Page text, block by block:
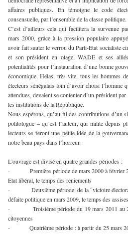
affaires publiques. En témoigne le code
consensuelle, par l’ensemble de la classe politique.
C’est d’ailleurs cela qui facilitera la survenue
mars 2000, grâce à la pression populaire
avoir fait sauter le verrou du Parti-Etat socialiste
et son président en otage, WADE et ses alliés
potentialités pour l’instauration d’une bonne
économique. Hélas, très vite, tous les hommes
électeurs sénégalais loin d’avoir choisi l’homme
attendues, devaient se contenter d’un président
les institutions de la République.
Nous espérons, qu’au fil des contributions d’un
politologue – qu’est l’auteur, qui milite depuis
lecteurs se feront une petite idée de la
notre beau pays dans l’horreur.
L’ouvrage est divisé en quatre grandes périodes :
- Première période de mars 2000 à février
Etat libéral, le temps des reniements
- Deuxième période: de la ″victoire
défaite politique en mars 2009, le temps des assises
- Troisième période du 19 mars 2011 au 25
citoyennes
- Quatrième période : à partir du 25 mars